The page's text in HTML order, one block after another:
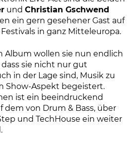
undChristian Gschwend
ein gern gesehener Gast auf
in ganz Mitteleuropa.
Album wollen sie nun endlich
sie nicht nur gut
in der Lage sind, Musik zu
Show-Aspekt begeistert.
ist ein beeindruckend
dem von Drum & Bass, über
und TechHouse ein weiter